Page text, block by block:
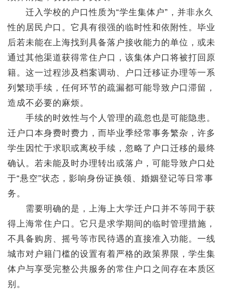
迁入学校的户口性质为“学生集体户”，并非永久
性的居民户口。它具有很强的临时性和依附性。毕业
后若未能在上海找到具备落户接收能力的单位，或未
通过其他渠道获得常住户口，该集体户口将被打回原
籍。这一过程涉及档案调动、户口迁移证办理等一系
列繁琐手续，任何环节的疏漏都可能导致户口滞留，
造成不必要的麻烦。
手续的时效性与个人管理的疏忽也是可能隐患。
迁户口本身费时费力，而毕业季经常事务繁杂，许多
学生因忙于求职或离校手续，忽略了户口迁移的最终
确认。若未能及时办理转出或落户，可能导致户口处
于“悬空”状态，影响身份证换领、婚姻登记等日常事
务。
需要明确的是，上海上大学迁户口并不等同于获
得上海常住户口。它只是求学期间的临时管理措施，
不具备购房、摇号等市民待遇的直接准入功能。一线
城市对户籍门槛的设置有着严格的政策界限，学生集
体户与享受完整公共服务的常住户口之间存在本质区
别。